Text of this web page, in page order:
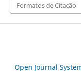
Formatos de Citação
Open Journal